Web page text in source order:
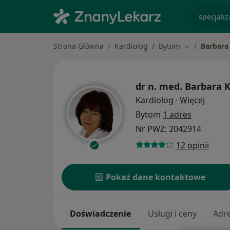
Strona Główna Kardiolog Bytom Zmień miasto
dr n. med. Barbara
Kardiolog · Więcej
Bytom 1 adres
Nr PWZ: 2042914
12 opinii
Pokaż dane kontaktowe
Doświadczenie Usługi i ceny